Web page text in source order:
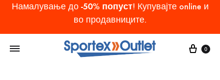
Намалување до -50% попуст! Купувајте online и
во продавниците.
Cart
0